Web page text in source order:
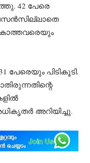
42 പേരെ
പിടികൂടി.
അറിയിച്ചു.